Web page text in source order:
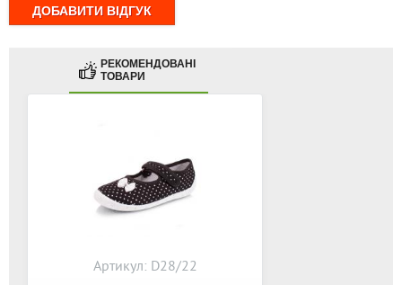
РЕКОМЕНДОВАНІ
ТОВАРИ
Артикул: D28/22